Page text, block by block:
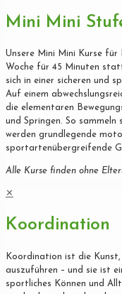
Mini Mini
Unsere Mini Mini Kurse für
Woche für 45 Minuten
sich in einer sicheren und
Auf einem
die elementaren
und Springen. So
werden grundlegende
sportartenübergreifende
Alle Kurse finden ohne
✕
Koordination
Koordination ist die Kunst,
auszuführen – und sie ist
sportliches Können und